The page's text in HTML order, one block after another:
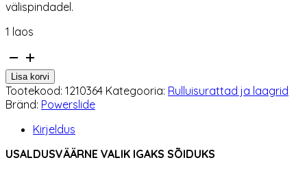
välispindadel.
1 laos
Rulluisurattad
Powerslide
Hurricane
76
mm
roheline
kogus
Lisa korvi
Tootekood: 1210364 Kategooria: Rulluisurattad ja laagrid
Bränd: Powerslide
Kirjeldus
USALDUSVÄÄRNE VALIK IGAKS SÕIDUKS